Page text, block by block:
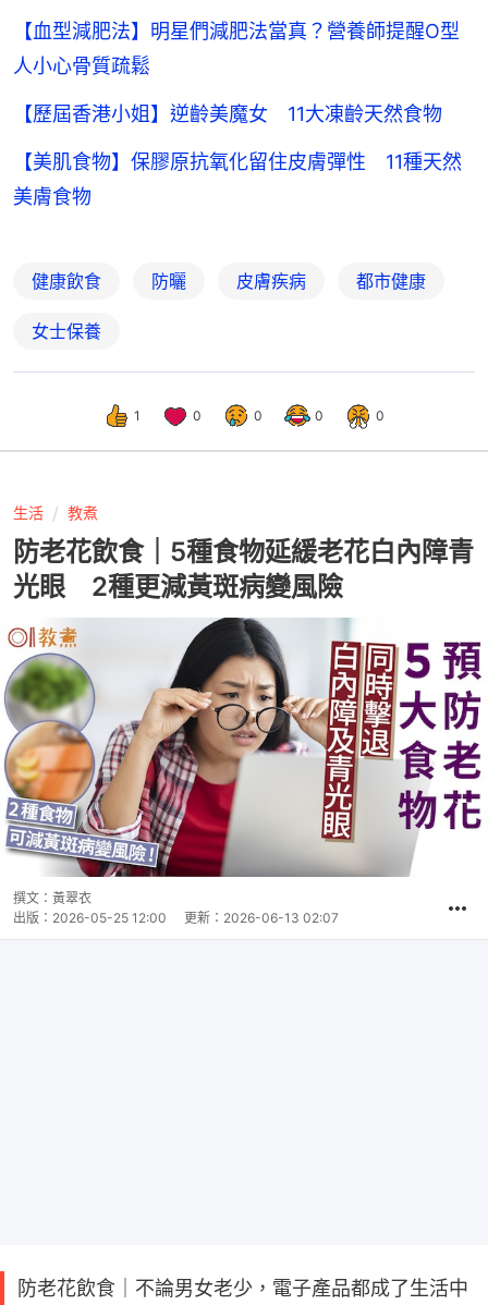
【血型減肥法】明星們減肥法當真？營養師提醒O型
人小心骨質疏鬆
【歷屆香港小姐】逆齡美魔女 11大凍齡天然食物
【美肌食物】保膠原抗氧化留住皮膚彈性 11種天然
美膚食物
健康飲食 防曬 皮膚疾病 都市健康
女士保養
1 0 0 0 0
生活 教煮
防老花飲食｜5種食物延緩老花白內障青
光眼 2種更減黃斑病變風險
撰文： 黃翠衣
出版： 2026-05-25 12:00 更新： 2026-06-13 02:07
防老花飲食｜不論男女老少，電子產品都成了生活中